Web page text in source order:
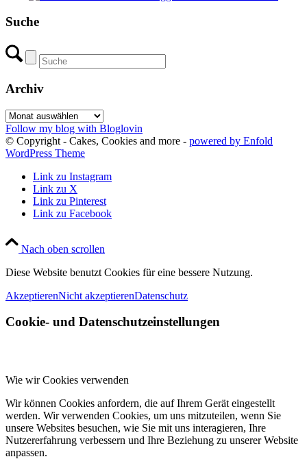
Suche
Archiv
Archiv
Follow my blog with Bloglovin
© Copyright - Cakes, Cookies and more - powered by Enfold
WordPress Theme
Link zu Instagram
Link zu X
Link zu Pinterest
Link zu Facebook
Nach oben scrollen
Diese Website benutzt Cookies für eine bessere Nutzung.
AkzeptierenNicht akzeptierenDatenschutz
Cookie- und Datenschutzeinstellungen
Wie wir Cookies verwenden
Wir können Cookies anfordern, die auf Ihrem Gerät eingestellt
werden. Wir verwenden Cookies, um uns mitzuteilen, wenn Sie
unsere Websites besuchen, wie Sie mit uns interagieren, Ihre
Nutzererfahrung verbessern und Ihre Beziehung zu unserer Website
anpassen.